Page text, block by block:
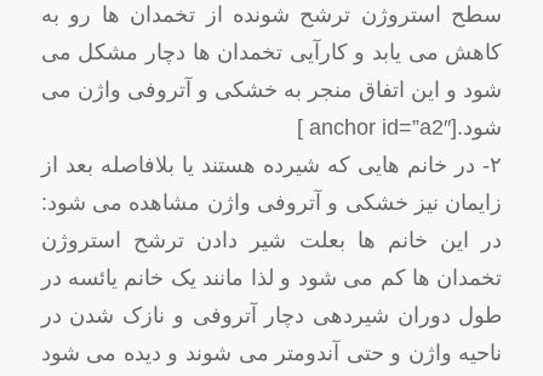
سطح استروژن ترشح شونده از تخمدان ها رو به
کاهش می یابد و کارآیی تخمدان ها دچار مشکل می
شود و این اتفاق منجر به خشکی و آتروفی واژن می
شود.[anchor id=”a2″ ]
۲- در خانم هایی که شیرده هستند یا بلافاصله بعد از
زایمان نیز خشکی و آتروفی واژن مشاهده می شود:
در این خانم ها بعلت شیر دادن ترشح استروژن
تخمدان ها کم می شود و لذا مانند یک خانم یائسه در
طول دوران شیردهی دچار آتروفی و نازک شدن در
ناحیه واژن و حتی آندومتر می شوند و دیده می شود